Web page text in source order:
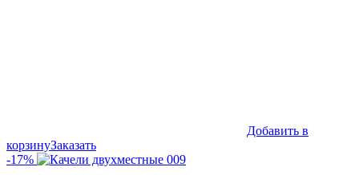
Добавить в
корзинуЗаказать
-17%